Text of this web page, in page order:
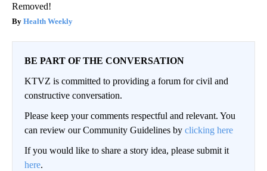
Removed!
Health Weekly
BE PART OF THE CONVERSATION
KTVZ is committed to providing a forum for civil and
constructive conversation.
Please keep your comments respectful and relevant. You
can review our Community Guidelines by clicking here
If you would like to share a story idea, please submit it
here.